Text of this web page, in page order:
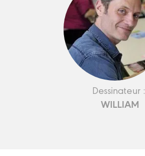
Dessinateur :
WILLIAM